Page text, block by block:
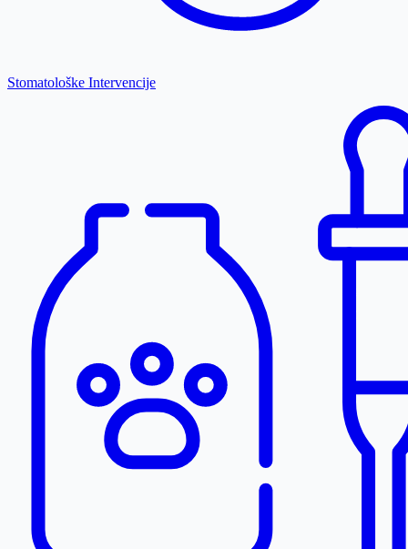
Stomatološke Intervencije